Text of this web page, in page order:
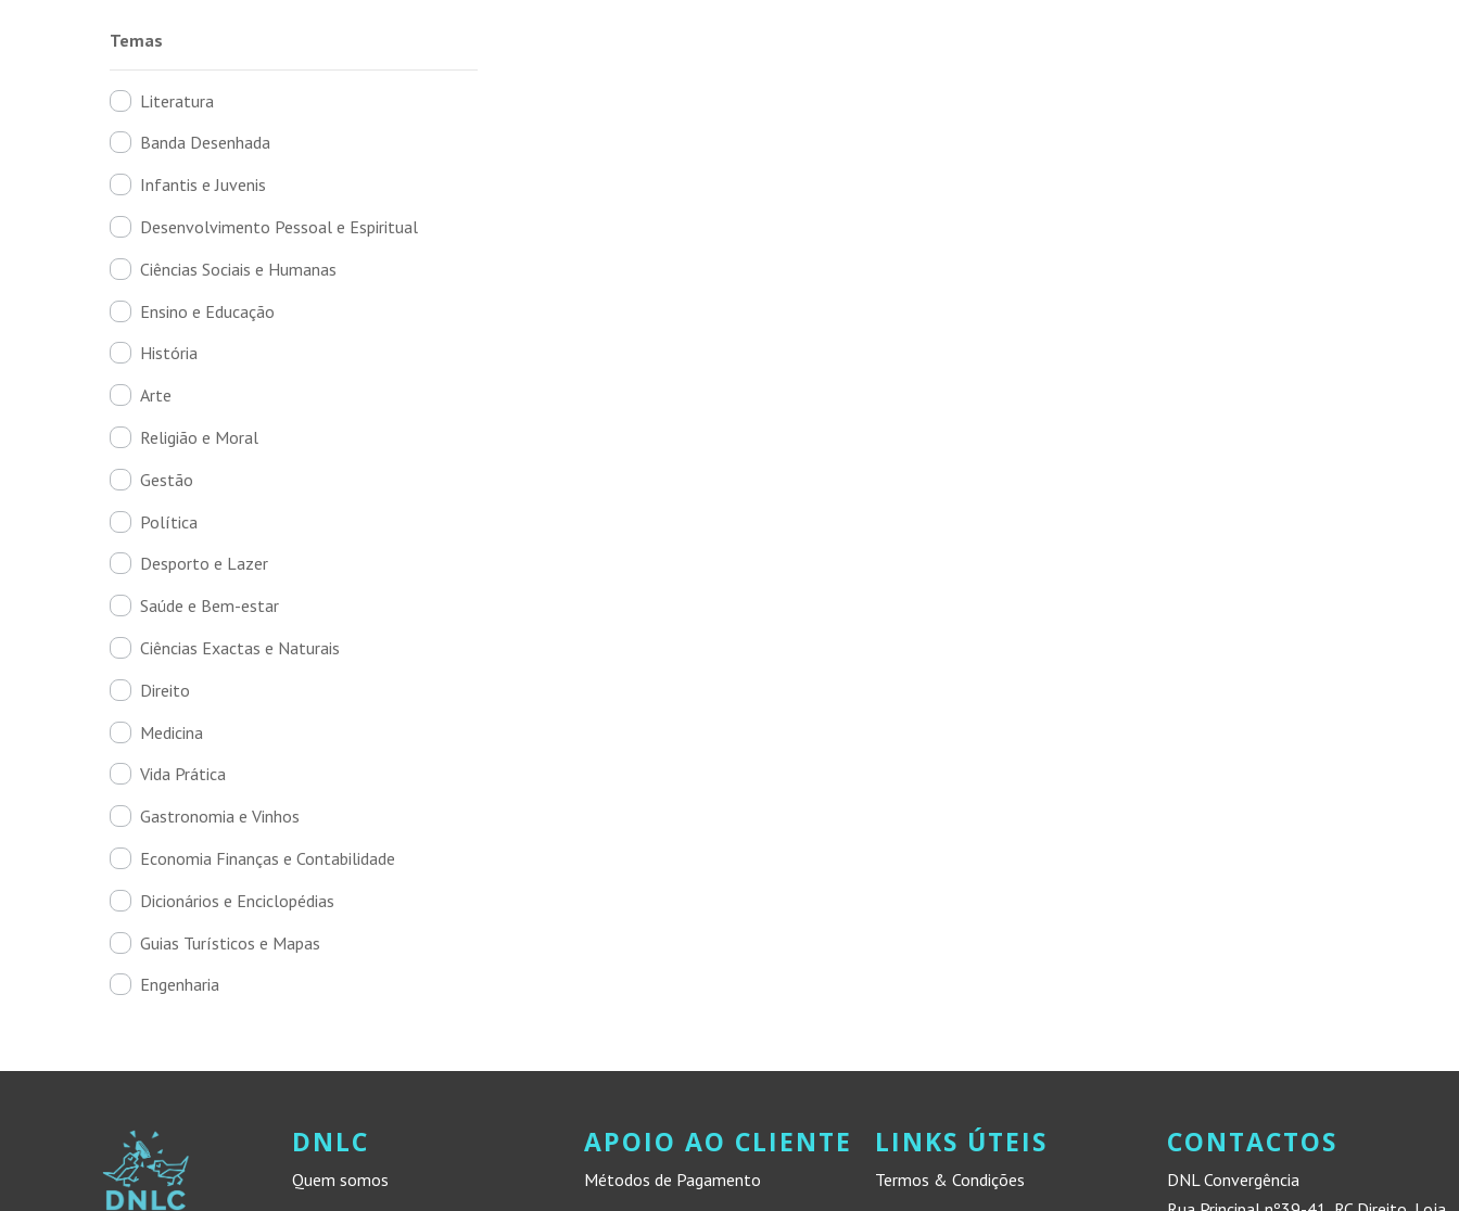
Temas
Literatura
Banda Desenhada
Infantis e Juvenis
Desenvolvimento Pessoal e Espiritual
Ciências Sociais e Humanas
Ensino e Educação
História
Arte
Religião e Moral
Gestão
Política
Desporto e Lazer
Saúde e Bem-estar
Ciências Exactas e Naturais
Direito
Medicina
Vida Prática
Gastronomia e Vinhos
Economia Finanças e Contabilidade
Dicionários e Enciclopédias
Guias Turísticos e Mapas
Engenharia
DNLC
Quem somos
APOIO AO CLIENTE
Métodos de Pagamento
LINKS ÚTEIS
Termos & Condições
CONTACTOS
DNL Convergência